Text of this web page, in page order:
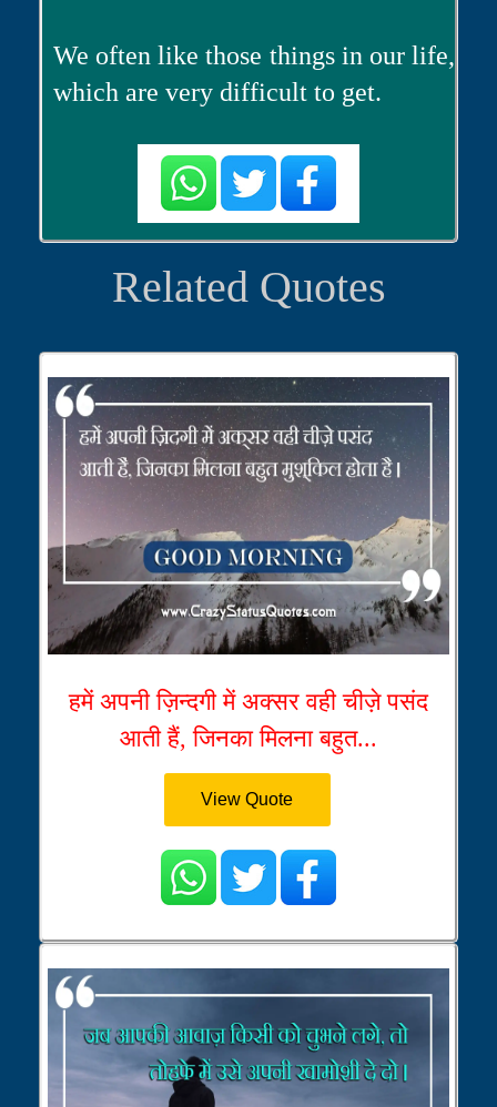
We often like those things in our life,
which are very difficult to get.
Related Quotes
हमें अपनी ज़िन्दगी में अक्सर वही चीज़े पसंद
आती हैं, जिनका मिलना बहुत...
View Quote